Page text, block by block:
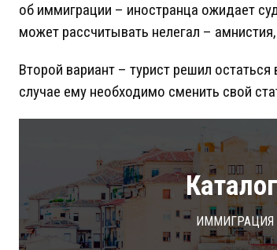
об иммиграции – иностранца ожидает
может рассчитывать нелегал –
Второй вариант – турист решил
случае ему необходимо сменить свой
Иммиграция